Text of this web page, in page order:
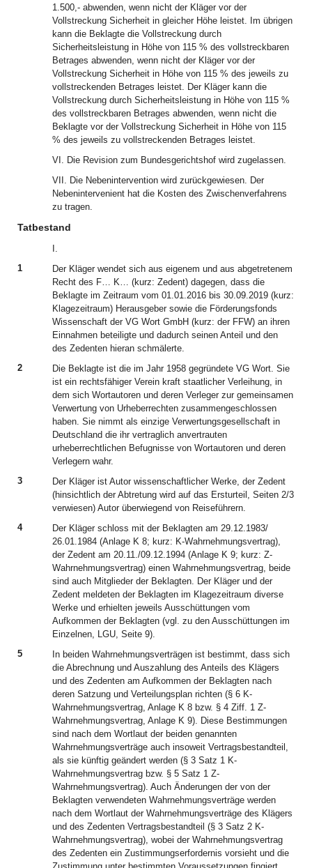
1.500,- abwenden, wenn nicht der Kläger vor der
Vollstreckung Sicherheit in gleicher Höhe leistet. Im übrigen
kann die Beklagte die Vollstreckung durch
Sicherheitsleistung in Höhe von 115 % des vollstreckbaren
Betrages abwenden, wenn nicht der Kläger vor der
Vollstreckung Sicherheit in Höhe von 115 % des jeweils zu
vollstreckenden Betrages leistet. Der Kläger kann die
Vollstreckung durch Sicherheitsleistung in Höhe von 115 %
des vollstreckbaren Betrages abwenden, wenn nicht die
Beklagte vor der Vollstreckung Sicherheit in Höhe von 115
% des jeweils zu vollstreckenden Betrages leistet.
VI. Die Revision zum Bundesgerichtshof wird zugelassen.
VII. Die Nebenintervention wird zurückgewiesen. Der
Nebenintervenient hat die Kosten des Zwischenverfahrens
zu tragen.
Tatbestand
I.
1
Der Kläger wendet sich aus eigenem und aus abgetretenem
Recht des F… K… (kurz: Zedent) dagegen, dass die
Beklagte im Zeitraum vom 01.01.2016 bis 30.09.2019 (kurz:
Klagezeitraum) Herausgeber sowie die Förderungsfonds
Wissenschaft der VG Wort GmbH (kurz: der FFW) an ihren
Einnahmen beteiligte und dadurch seinen Anteil und den
des Zedenten hieran schmälerte.
2
Die Beklagte ist die im Jahr 1958 gegründete VG Wort. Sie
ist ein rechtsfähiger Verein kraft staatlicher Verleihung, in
dem sich Wortautoren und deren Verleger zur gemeinsamen
Verwertung von Urheberrechten zusammengeschlossen
haben. Sie nimmt als einzige Verwertungsgesellschaft in
Deutschland die ihr vertraglich anvertrauten
urheberrechtlichen Befugnisse von Wortautoren und deren
Verlegern wahr.
3
Der Kläger ist Autor wissenschaftlicher Werke, der Zedent
(hinsichtlich der Abtretung wird auf das Ersturteil, Seiten 2/3
verwiesen) Autor überwiegend von Reiseführern.
4
Der Kläger schloss mit der Beklagten am 29.12.1983/
26.01.1984 (Anlage K 8; kurz: K-Wahrnehmungsvertrag),
der Zedent am 20.11./09.12.1994 (Anlage K 9; kurz: Z-
Wahrnehmungsvertrag) einen Wahrnehmungsvertrag, beide
sind auch Mitglieder der Beklagten. Der Kläger und der
Zedent meldeten der Beklagten im Klagezeitraum diverse
Werke und erhielten jeweils Ausschüttungen vom
Aufkommen der Beklagten (vgl. zu den Ausschüttungen im
Einzelnen, LGU, Seite 9).
5
In beiden Wahrnehmungsverträgen ist bestimmt, dass sich
die Abrechnung und Auszahlung des Anteils des Klägers
und des Zedenten am Aufkommen der Beklagten nach
deren Satzung und Verteilungsplan richten (§ 6 K-
Wahrnehmungsvertrag, Anlage K 8 bzw. § 4 Ziff. 1 Z-
Wahrnehmungsvertrag, Anlage K 9). Diese Bestimmungen
sind nach dem Wortlaut der beiden genannten
Wahrnehmungsverträge auch insoweit Vertragsbestandteil,
als sie künftig geändert werden (§ 3 Satz 1 K-
Wahrnehmungsvertrag bzw. § 5 Satz 1 Z-
Wahrnehmungsvertrag). Auch Änderungen der von der
Beklagten verwendeten Wahrnehmungsverträge werden
nach dem Wortlaut der Wahrnehmungsverträge des Klägers
und des Zedenten Vertragsbestandteil (§ 3 Satz 2 K-
Wahrnehmungsvertrag), wobei der Wahrnehmungsvertrag
des Zedenten ein Zustimmungserfordernis vorsieht und die